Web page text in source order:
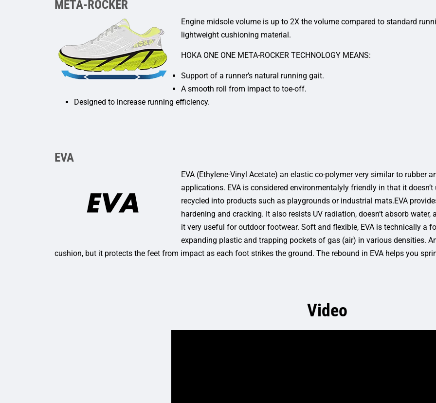
META-ROCKER
Engine midsole volume is up to 2X the volume compared to standard
lightweight cushioning material.
HOKA ONE ONE META-ROCKER TECHNOLOGY MEANS:
Support of a runner’s natural running gait.
A smooth roll from impact to toe-off.
Designed to increase running efficiency.
EVA
EVA (Ethylene-Vinyl Acetate) an elastic co-polymer very similar to rubber
applications. EVA is considered environmentalyly friendly in that it
recycled into products such as playgrounds or industrial mats.EVA
hardening and cracking. It also resists UV radiation, doesn’t absorb
it very useful for outdoor footwear. Soft and flexible, EVA is technically a
expanding plastic and trapping pockets of gas (air) in various densities.
cushion, but it protects the feet from impact as each foot strikes the ground. The rebound in EVA helps you
Video